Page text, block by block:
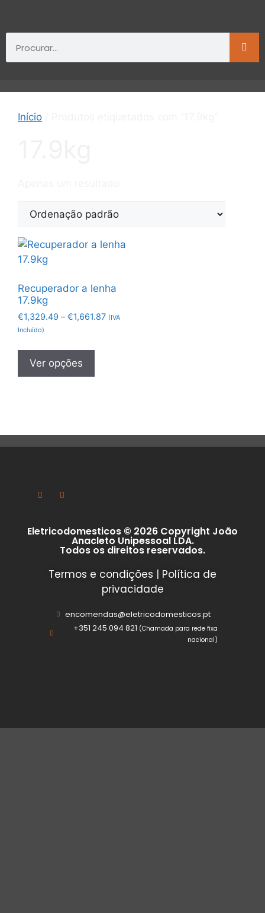
Início
Recuperador a lenha
17.9kg
€1,329.49 – €1,661.87 (IVA
Incluído)
Ver opções
Eletricodomesticos © 2026 Copyright João
Anacleto Unipessoal LDA.
Todos os direitos reservados.
Termos e condições | Política de
privacidade
encomendas@eletricodomesticos.pt
+351 245 094 821 (Chamada para rede fixa
nacional)